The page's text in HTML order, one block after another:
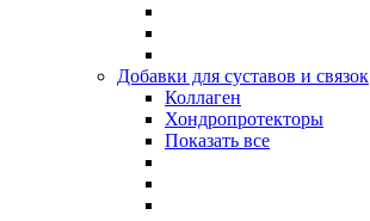
Добавки для суставов и связок
Коллаген
Хондропротекторы
Показать все